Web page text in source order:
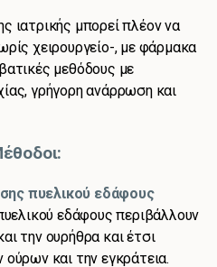
ιατρικής μπορεί πλέον να
χειρουργείο-, με φάρμακα
μεθόδους με
γρήγορη ανάρρωση και
πυελικού εδάφους
εδάφους περιβάλλουν
την ουρήθρα και έτσι
και την εγκράτεια.